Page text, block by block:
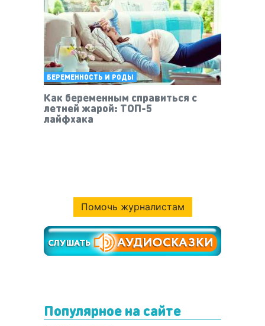
БЕРЕМЕННОСТЬ И РОДЫ
Как беременным справиться с
летней жарой: ТОП-5
лайфхака
Помочь журналистам
Популярное на сайте